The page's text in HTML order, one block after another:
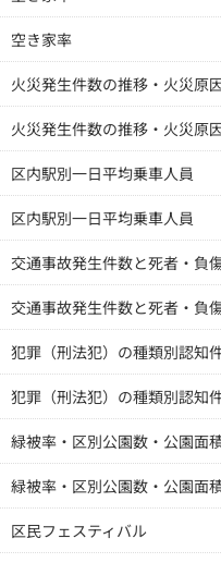
空き家率
火災発生件数の推移・火災原
火災発生件数の推移・火災原
区内駅別一日平均乗車人員
区内駅別一日平均乗車人員
交通事故発生件数と死者・負
交通事故発生件数と死者・負
犯罪（刑法犯）の種類別認知
犯罪（刑法犯）の種類別認知
緑被率・区別公園数・公園面
緑被率・区別公園数・公園面
区民フェスティバル